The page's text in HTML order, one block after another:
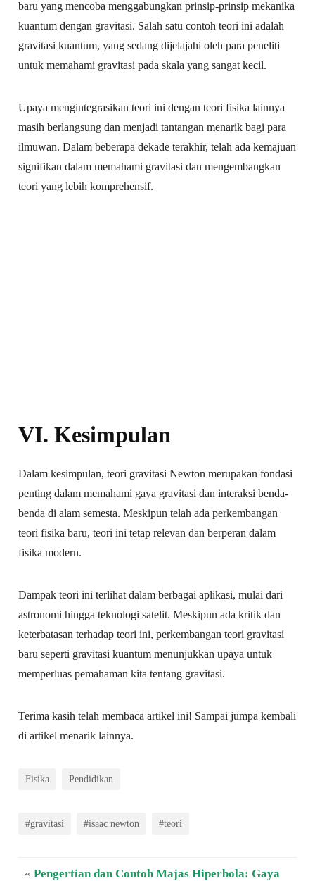
baru yang mencoba menggabungkan prinsip-prinsip mekanika
kuantum dengan gravitasi. Salah satu contoh teori ini adalah
gravitasi kuantum, yang sedang dijelajahi oleh para peneliti
untuk memahami gravitasi pada skala yang sangat kecil.
Upaya mengintegrasikan teori ini dengan teori fisika lainnya
masih berlangsung dan menjadi tantangan menarik bagi para
ilmuwan. Dalam beberapa dekade terakhir, telah ada kemajuan
signifikan dalam memahami gravitasi dan mengembangkan
teori yang lebih komprehensif.
VI. Kesimpulan
Dalam kesimpulan, teori gravitasi Newton merupakan fondasi
penting dalam memahami gaya gravitasi dan interaksi benda-
benda di alam semesta. Meskipun telah ada perkembangan
teori fisika baru, teori ini tetap relevan dan berperan dalam
fisika modern.
Dampak teori ini terlihat dalam berbagai aplikasi, mulai dari
astronomi hingga teknologi satelit. Meskipun ada kritik dan
keterbatasan terhadap teori ini, perkembangan teori gravitasi
baru seperti gravitasi kuantum menunjukkan upaya untuk
memperluas pemahaman kita tentang gravitasi.
Terima kasih telah membaca artikel ini! Sampai jumpa kembali
di artikel menarik lainnya.
Fisika Pendidikan
#gravitasi #isaac newton #teori
« Pengertian dan Contoh Majas Hiperbola: Gaya